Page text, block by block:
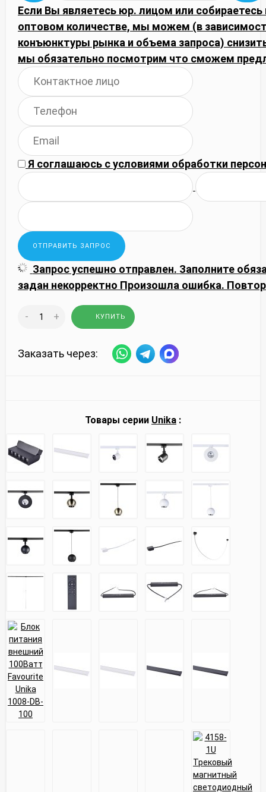
Если Вы являетесь юр. лицом или собираетесь
оптовом количестве, мы можем (в
конъюнктуры рынка и объема запроса)
мы обязательно посмотрим что сможем
Я соглашаюсь сусловиями обработки
Запрос успешно отправлен. Заполните
задан некорректно Произошла ошибка.
- + КУПИТЬ
Заказать через:
Товары серии Unika :